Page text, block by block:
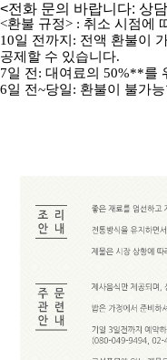
<전화 문의 바랍니다: 상
<환불 규정> : 취소 시점에
10일 전까지: 전액 환불이
공제할 수 있습니다.
7일 전: 대여료의 50%**를
6일 전~당일: 환불이 불가